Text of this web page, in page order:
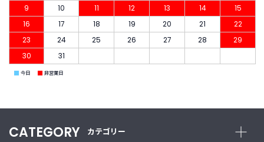
9
10 11 12 13 14
15
16
17 18 19 20 21
22
23
24 25 26 27 28
29
30
31
■ 今日 ■ 非営業日
CATEGORY カテゴリー